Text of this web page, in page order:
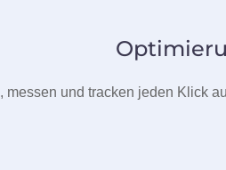
, messen und tracken jeden Klick